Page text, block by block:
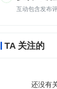
互动包含发布
TA 关注的
还没有